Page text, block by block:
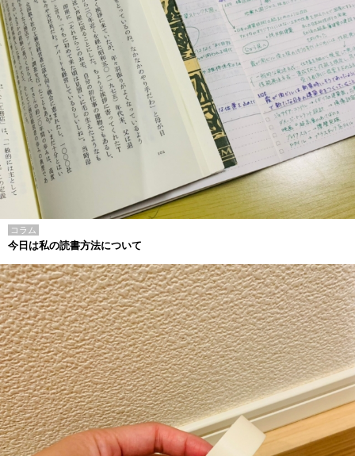
コラム
今日は私の読書方法について